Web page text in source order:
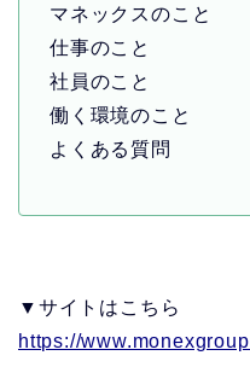
マネックスのこと
仕事のこと
社員のこと
働く環境のこと
よくある質問
▼サイトはこちら
https://